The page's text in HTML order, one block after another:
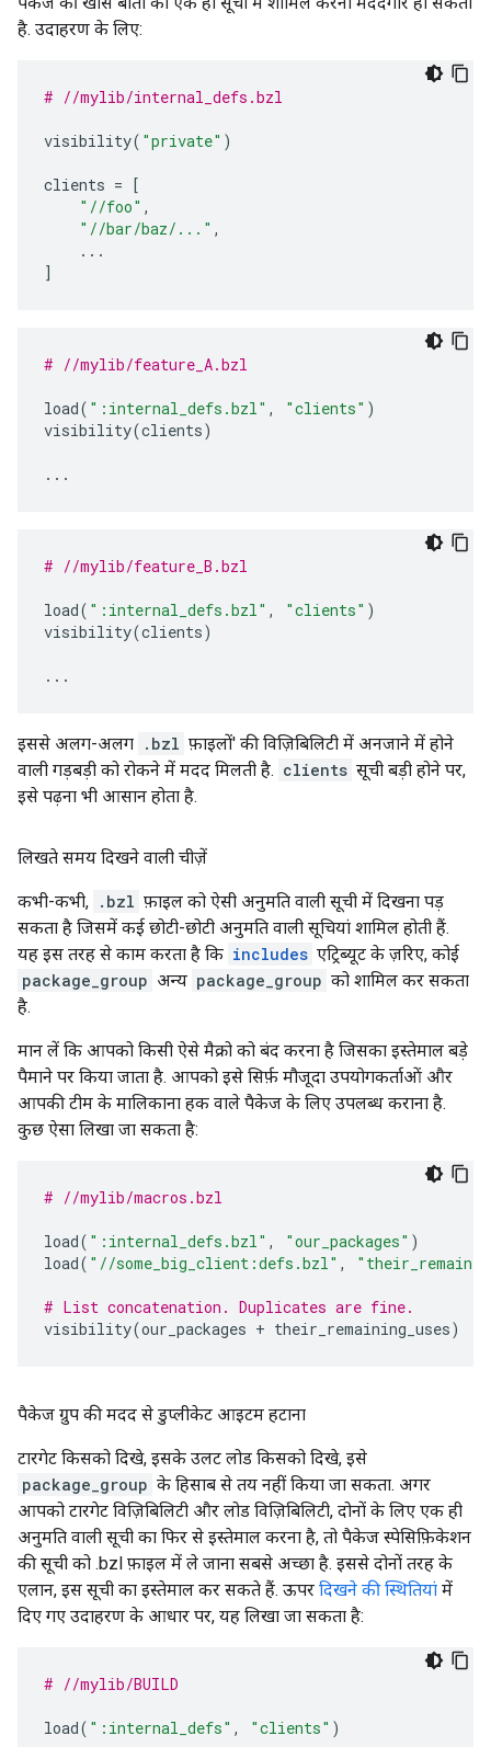
है. उदाहरण के लिए:
# //mylib/internal_defs.bzl
visibility( "private" )
clients = [
"//foo" ,
"//bar/baz/..." ,
...
]
# //mylib/feature_A.bzl
load( ":internal_defs.bzl" , "clients" )
visibility(clients)
...
# //mylib/feature_B.bzl
load( ":internal_defs.bzl" , "clients" )
visibility(clients)
...
इससे अलग-अलग .bzl फ़ाइलों' की विज़िबिलिटी में अनजाने में होने
वाली गड़बड़ी को रोकने में मदद मिलती है. clients सूची बड़ी होने पर,
इसे पढ़ना भी आसान होता है.
लिखते समय दिखने वाली चीज़ें
कभी-कभी, .bzl फ़ाइल को ऐसी अनुमति वाली सूची में दिखना पड़
सकता है जिसमें कई छोटी-छोटी अनुमति वाली सूचियां शामिल होती हैं.
यह इस तरह से काम करता है कि includes एट्रिब्यूट के ज़रिए, कोई
package_group अन्य package_group को शामिल कर सकता
है.
मान लें कि आपको किसी ऐसे मैक्रो को बंद करना है जिसका इस्तेमाल बड़े
पैमाने पर किया जाता है. आपको इसे सिर्फ़ मौजूदा उपयोगकर्ताओं और
आपकी टीम के मालिकाना हक वाले पैकेज के लिए उपलब्ध कराना है.
कुछ ऐसा लिखा जा सकता है:
# //mylib/macros.bzl
load( ":internal_defs.bzl" , "our_packages" )
load( "//some_big_client:defs.bzl" ,
# List concatenation. Duplicates are fine.
visibility(our_packages + their_remaining_uses)
पैकेज ग्रुप की मदद से डुप्लीकेट आइटम हटाना
टारगेट किसको दिखे, इसके उलट लोड किसको दिखे, इसे
package_group के हिसाब से तय नहीं किया जा सकता. अगर
आपको टारगेट विज़िबिलिटी और लोड विज़िबिलिटी, दोनों के लिए एक ही
अनुमति वाली सूची का फिर से इस्तेमाल करना है, तो पैकेज स्पेसिफ़िकेशन
की सूची को .bzl फ़ाइल में ले जाना सबसे अच्छा है. इससे दोनों तरह के
एलान, इस सूची का इस्तेमाल कर सकते हैं. ऊपर दिखने की स्थितियां में
दिए गए उदाहरण के आधार पर, यह लिखा जा सकता है:
# //mylib/BUILD
load( ":internal_defs" , "clients" )